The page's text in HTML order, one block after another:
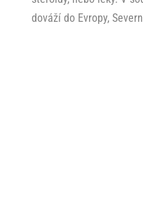
dováží do Evropy,